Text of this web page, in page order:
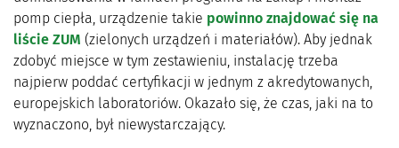
pomp ciepła, urządzenie takie powinno znajdować się na
liście ZUM (zielonych urządzeń i materiałów). Aby jednak
zdobyć miejsce w tym zestawieniu, instalację trzeba
najpierw poddać certyfikacji w jednym z akredytowanych,
europejskich laboratoriów. Okazało się, że czas, jaki na to
wyznaczono, był niewystarczający.